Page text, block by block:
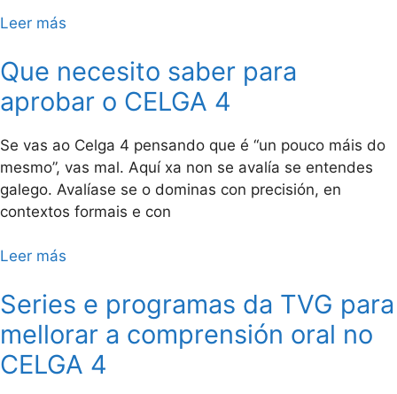
Leer más
Que necesito saber para
aprobar o CELGA 4
Se vas ao Celga 4 pensando que é “un pouco máis do
mesmo”, vas mal. Aquí xa non se avalía se entendes
galego. Avalíase se o dominas con precisión, en
contextos formais e con
Leer más
Series e programas da TVG para
mellorar a comprensión oral no
CELGA 4